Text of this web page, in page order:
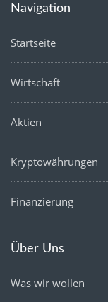
Navigation
Startseite
Wirtschaft
Aktien
Kryptowährungen
Finanzierung
Über Uns
Was wir wollen